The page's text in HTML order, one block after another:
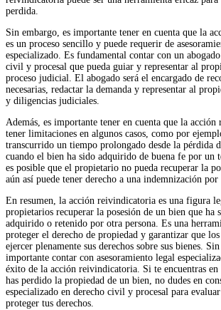
perdida.
Sin embargo, es importante tener en cuenta que la
es un proceso sencillo y puede requerir de
especializado. Es fundamental contar con un
civil y procesal que pueda guiar y representar al
proceso judicial. El abogado será el encargado de
necesarias, redactar la demanda y representar al
y diligencias judiciales.
Además, es importante tener en cuenta que la
tener limitaciones en algunos casos, como por
transcurrido un tiempo prolongado desde la pérdida
cuando el bien ha sido adquirido de buena fe por un
es posible que el propietario no pueda recuperar la
aún así puede tener derecho a una indemnización
En resumen, la acción reivindicatoria es una figura
propietarios recuperar la posesión de un bien que ha
adquirido o retenido por otra persona. Es una
proteger el derecho de propiedad y garantizar que
ejercer plenamente sus derechos sobre sus bienes.
importante contar con asesoramiento legal
éxito de la acción reivindicatoria. Si te encuentras en
has perdido la propiedad de un bien, no dudes en
especializado en derecho civil y procesal para
proteger tus derechos.